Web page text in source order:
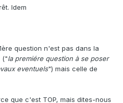
Idem
question n'est pas dans la
("la premiére question à se poser
eventuels") mais celle de
que c'est TOP, mais dites-nous